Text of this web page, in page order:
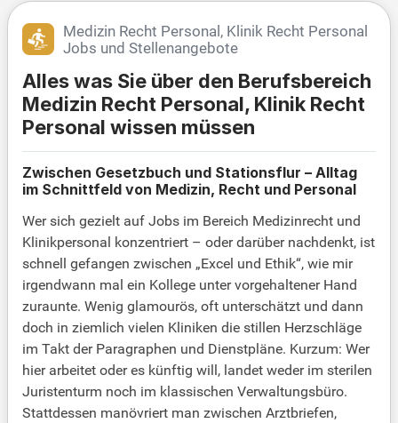
Medizin Recht Personal, Klinik Recht Personal
Jobs und Stellenangebote
Alles was Sie über den Berufsbereich
Medizin Recht Personal, Klinik Recht
Personal wissen müssen
Zwischen Gesetzbuch und Stationsflur – Alltag
im Schnittfeld von Medizin, Recht und Personal
Wer sich gezielt auf Jobs im Bereich Medizinrecht und
Klinikpersonal konzentriert – oder darüber nachdenkt, ist
schnell gefangen zwischen „Excel und Ethik“, wie mir
irgendwann mal ein Kollege unter vorgehaltener Hand
zuraunte. Wenig glamourös, oft unterschätzt und dann
doch in ziemlich vielen Kliniken die stillen Herzschläge
im Takt der Paragraphen und Dienstpläne. Kurzum: Wer
hier arbeitet oder es künftig will, landet weder im sterilen
Juristenturm noch im klassischen Verwaltungsbüro.
Stattdessen manövriert man zwischen Arztbriefen,